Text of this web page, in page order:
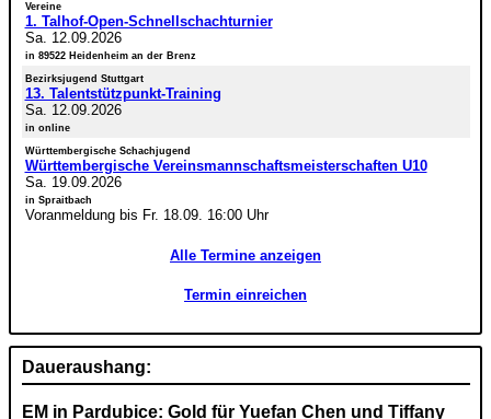
Vereine
1. Talhof-Open-Schnellschachturnier
Sa. 12.09.2026
in 89522 Heidenheim an der Brenz
Bezirksjugend Stuttgart
13. Talentstützpunkt-Training
Sa. 12.09.2026
in online
Württembergische Schachjugend
Württembergische Vereinsmannschaftsmeisterschaften U10
Sa. 19.09.2026
in Spraitbach
Voranmeldung bis Fr. 18.09. 16:00 Uhr
Alle Termine anzeigen
Termin einreichen
Daueraushang:
EM in Pardubice: Gold für Yuefan Chen und Tiffany